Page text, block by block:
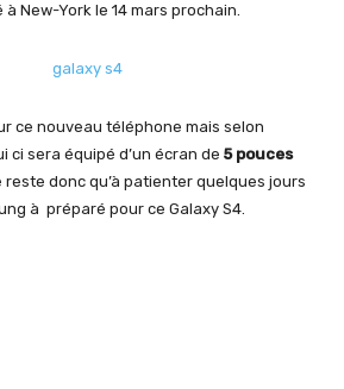
New-York le 14 mars prochain.
ce nouveau téléphone mais selon
ci sera équipé d’un écran de 5 pouces
reste donc qu’à patienter quelques jours
à préparé pour ce Galaxy S4.